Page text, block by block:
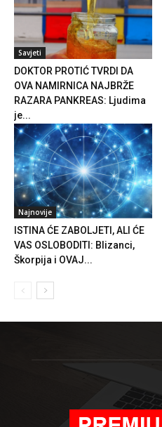
Savjeti
DOKTOR PROTIĆ TVRDI DA
OVA NAMIRNICA NAJBRŽE
RAZARA PANKREAS: Ljudima
je...
Najnovije
ISTINA ĆE ZABOLJETI, ALI ĆE
VAS OSLOBODITI: Blizanci,
Škorpija i OVAJ...